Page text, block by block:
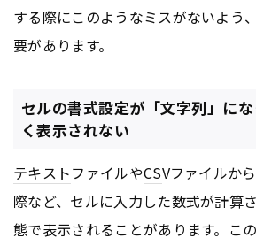
する際にこのようなミスがないよう
要があります。
セルの書式設定が「文字列」に
く表示されない
テキストファイルやCSVファイルか
際など、セルに入力した数式が計算
態で表示されることがあります。こ